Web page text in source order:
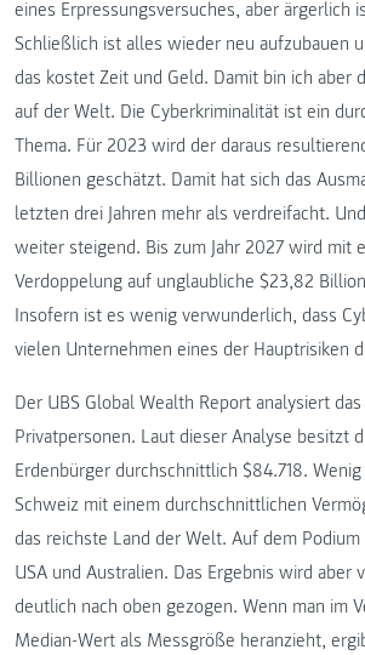
eines Erpressungsversuches, aber ärgerlich
Schließlich ist alles wieder neu aufzubauen
das kostet Zeit und Geld. Damit bin ich aber
auf der Welt. Die Cyberkriminalität ist ein
Thema. Für 2023 wird der daraus
Billionen geschätzt. Damit hat sich das
letzten drei Jahren mehr als verdreifacht.
weiter steigend. Bis zum Jahr 2027 wird mit
Verdoppelung auf unglaubliche $23,82
Insofern ist es wenig verwunderlich, dass
vielen Unternehmen eines der Hauptrisiken
Der UBS Global Wealth Report analysiert
Privatpersonen. Laut dieser Analyse besitzt
Erdenbürger durchschnittlich $84.718.
Schweiz mit einem durchschnittlichen
das reichste Land der Welt. Auf dem
USA und Australien. Das Ergebnis wird aber
deutlich nach oben gezogen. Wenn man im
Median-Wert als Messgröße heranzieht,